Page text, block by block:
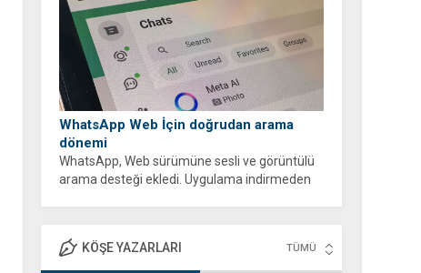
WhatsApp Web İçin doğrudan arama
dönemi
WhatsApp, Web sürümüne sesli ve görüntülü
arama desteği ekledi. Uygulama indirmeden
KÖŞE YAZARLARI TÜMÜ